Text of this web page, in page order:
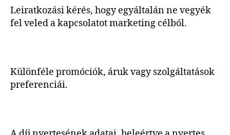
Leiratkozási kérés, hogy egyáltalán ne vegyék
fel veled a kapcsolatot marketing célból.
Különféle promóciók, áruk vagy szolgáltatások
preferenciái.